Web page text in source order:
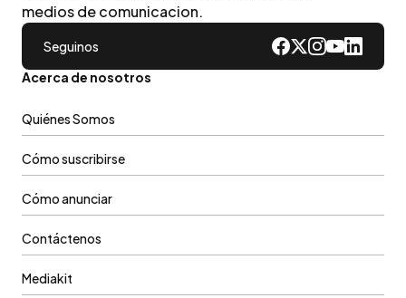
medios de comunicacion.
Seguinos
Acerca de nosotros
Quiénes Somos
Cómo suscribirse
Cómo anunciar
Contáctenos
Mediakit